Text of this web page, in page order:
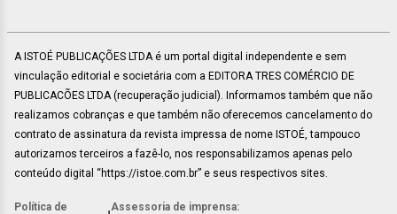
A ISTOÉ PUBLICAÇÕES LTDA é um portal digital independente e sem
vinculação editorial e societária com a EDITORA TRES COMÉRCIO DE
PUBLICACÕES LTDA (recuperação judicial). Informamos também que não
realizamos cobranças e que também não oferecemos cancelamento do
contrato de assinatura da revista impressa de nome ISTOÉ, tampouco
autorizamos terceiros a fazê-lo, nos responsabilizamos apenas pelo
conteúdo digital “https://istoe.com.br” e seus respectivos sites.
Política de Assessoria de imprensa: